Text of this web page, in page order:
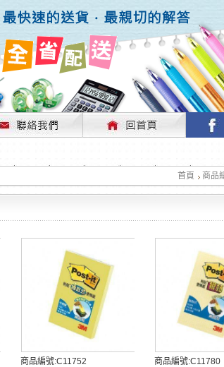
將視工廠原物料行情做適時的調整，不便之處敬請
衍生。
格將視工廠原物料行情做適時的調整，不便之處敬請
衍生。
首頁 商品
商品編號:C11752 商品編號:C11780